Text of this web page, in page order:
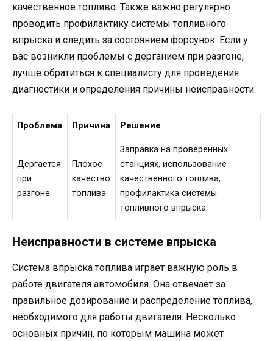
качественное топливо. Также важно регулярно
проводить профилактику системы топливного
впрыска и следить за состоянием форсунок. Если у
вас возникли проблемы с дерганием при разгоне,
лучше обратиться к специалисту для проведения
диагностики и определения причины неисправности.
Проблема Причина Решение
Дергается
при
разгоне
Плохое
качество
топлива
Заправка на проверенных
станциях, использование
качественного топлива,
профилактика системы
топливного впрыска
Неисправности в системе впрыска
Система впрыска топлива играет важную роль в
работе двигателя автомобиля. Она отвечает за
правильное дозирование и распределение топлива,
необходимого для работы двигателя. Несколько
основных причин, по которым машина может